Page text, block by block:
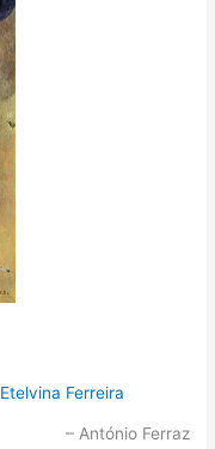
Etelvina Ferreira
– António Ferraz